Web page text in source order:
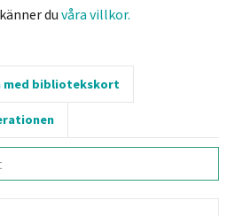
du våra villkor.
med bibliotekskort